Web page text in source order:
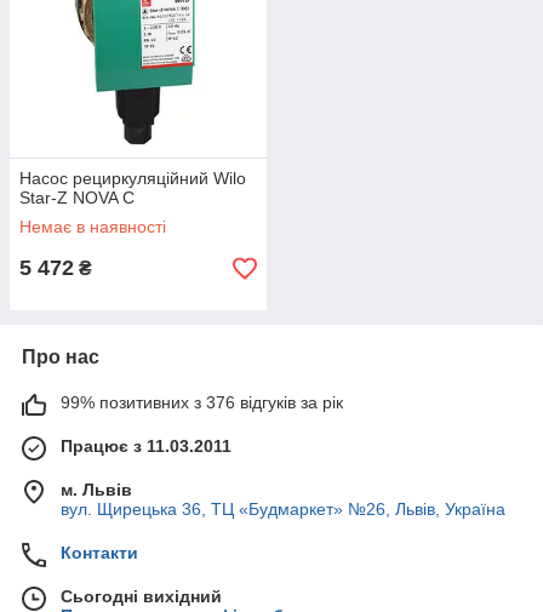
Насос рециркуляційний Wilo
Star-Z NOVA C
Немає в наявності
5 472 ₴
Про нас
99% позитивних з 376 відгуків за рік
Працює з 11.03.2011
м. Львів
вул. Щирецька 36, ТЦ «Будмаркет» №26, Львів, Україна
Контакти
Сьогодні вихідний